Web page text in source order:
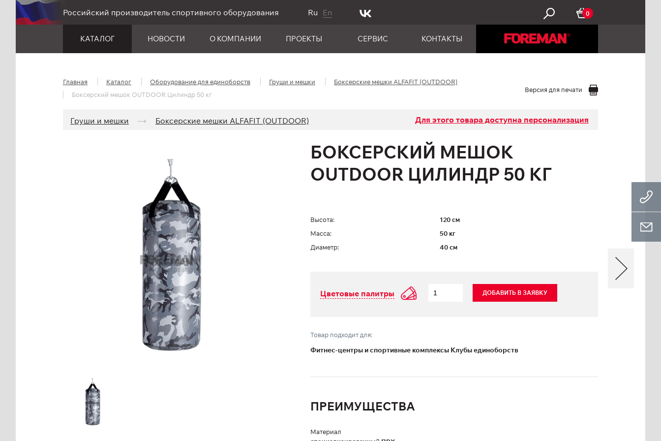
Российский производитель спортивного оборудования Ru En 0
КАТАЛОГ НОВОСТИ О КОМПАНИИ ПРОЕКТЫ СЕРВИС КОНТАКТЫ
Главная Каталог Оборудование для единоборств Груши и мешки
Боксерские мешки ALFAFIT (OUTDOOR)
Боксерский мешок OUTDOOR Цилиндр 50 кг
Версия для печати
Груши и мешки Боксерские мешки ALFAFIT (OUTDOOR) Для этого товара доступна персонализация
БОКСЕРСКИЙ МЕШОК
OUTDOOR ЦИЛИНДР 50 КГ
Высота:
120 см
Масса:
50 кг
Диаметр:
40 см
Цветовые палитры ДОБАВИТЬ В ЗАЯВКУ
Товар подходит для:
Фитнес-центры и спортивные комплексы Клубы единоборств
ПРЕИМУЩЕСТВА
Материал